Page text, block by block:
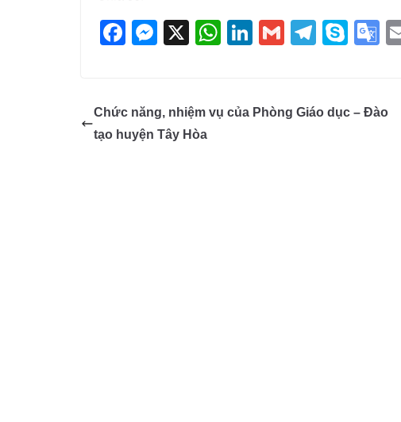
F
e
b
M
e
n
X
W
s
Li
e
G
T
gr
S
e
G
gl
Chức năng, nhiệm vụ của Phòng Giáo dục – Đào
tạo huyện Tây Hòa